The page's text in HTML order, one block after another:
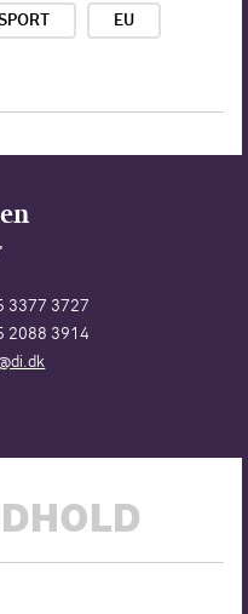
EU
3377 3727
2088 3914